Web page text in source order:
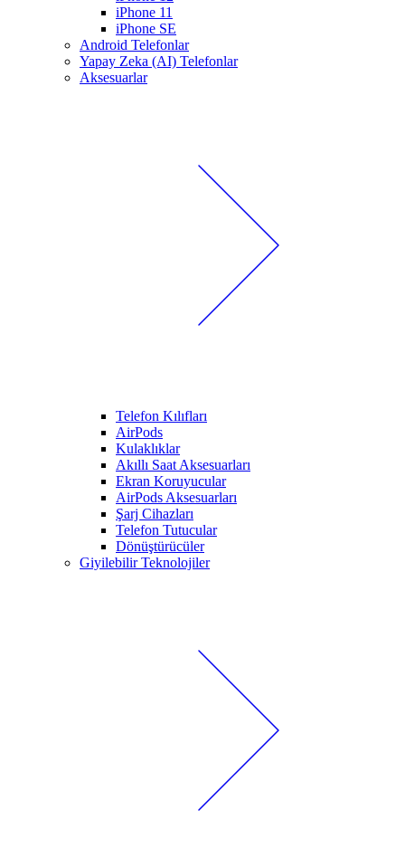
iPhone 11
iPhone SE
Android Telefonlar
Yapay Zeka (AI) Telefonlar
Aksesuarlar
Telefon Kılıfları
AirPods
Kulaklıklar
Akıllı Saat Aksesuarları
Ekran Koruyucular
AirPods Aksesuarları
Şarj Cihazları
Telefon Tutucular
Dönüştürücüler
Giyilebilir Teknolojiler